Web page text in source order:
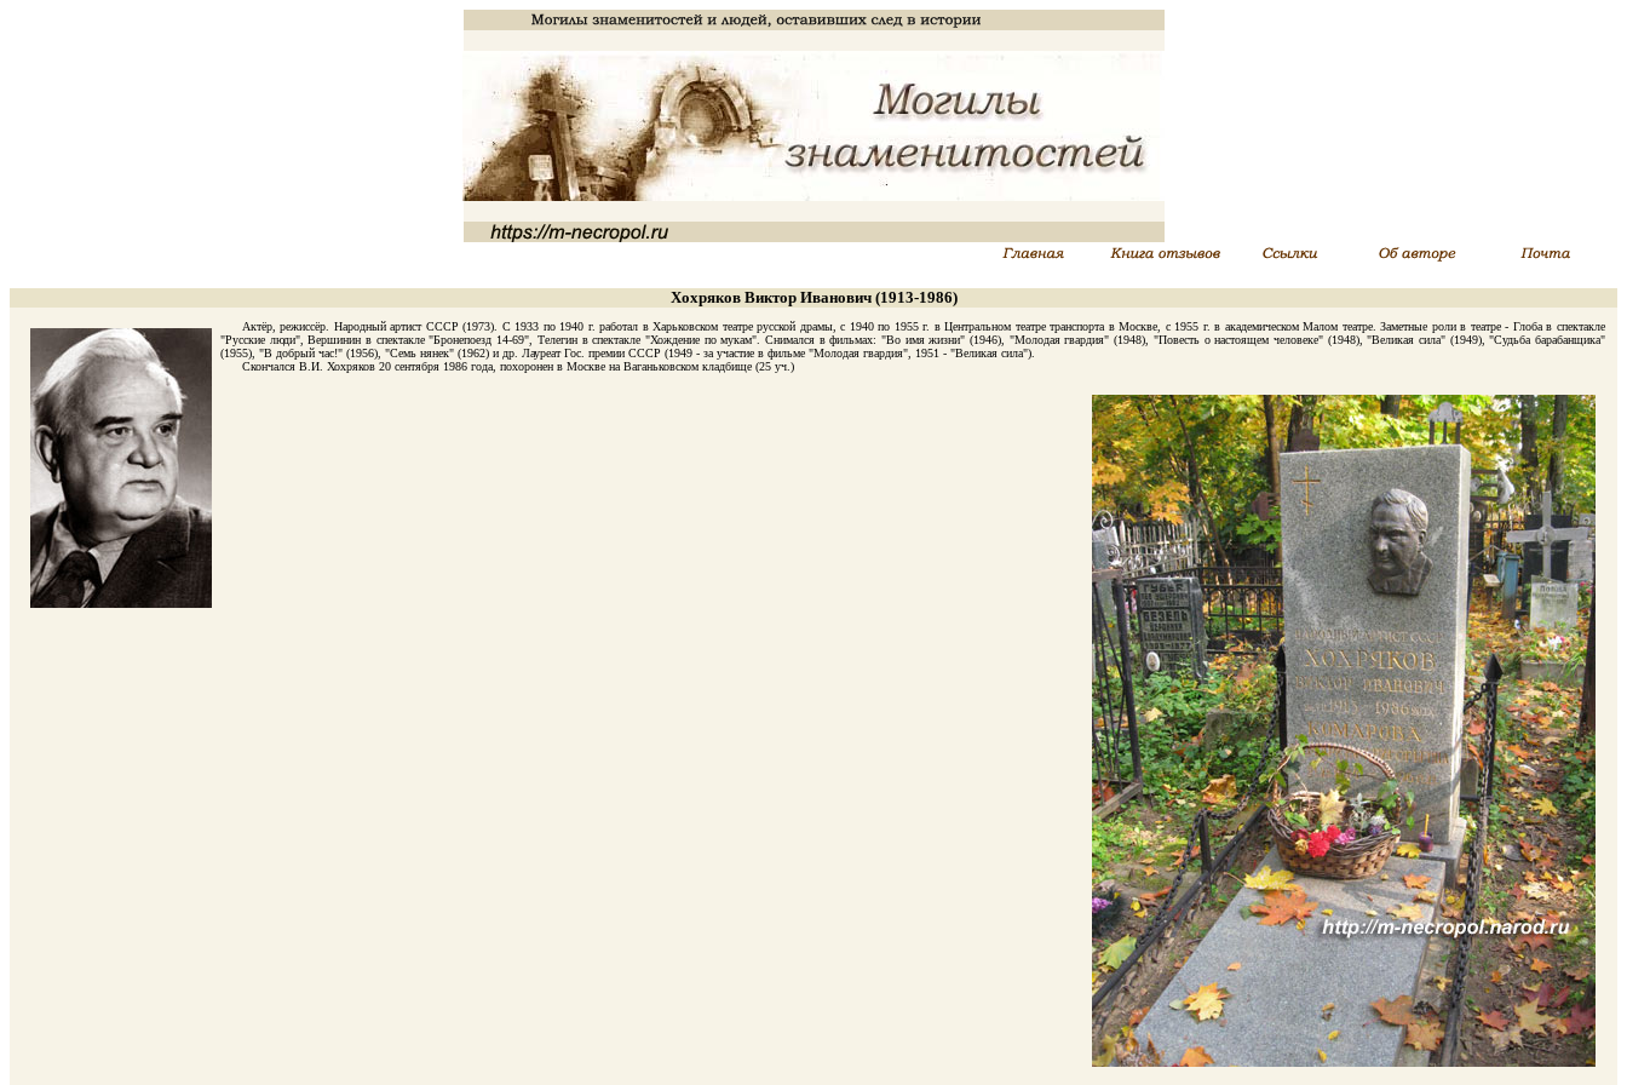
Хохряков Виктор Иванович (1913-1986)
Актёр, режиссёр. Народный артист СССР (1973). С 1933 по 1940 г. работал в Харьковском театре русской драмы, с 1940 по 1955 г. в Центральном театре транспорта в Москве, с 1955 г. в академическом Малом театре. Заметные роли в театре - Глоба в спектакле
"Русские люди", Вершинин в спектакле "Бронепоезд 14-69", Телегин в спектакле "Хождение по мукам". Снимался в фильмах: "Во имя жизни" (1946), "Молодая гвардия" (1948), "Повесть о настоящем человеке" (1948), "Великая сила" (1949), "Судьба барабанщика"
(1955), "В добрый час!" (1956), "Семь нянек" (1962) и др. Лауреат Гос. премии СССР (1949 - за участие в фильме "Молодая гвардия", 1951 - "Великая сила").
Скончался В.И. Хохряков 20 сентября 1986 года, похоронен в Москве на Ваганьковском кладбище (25 уч.)